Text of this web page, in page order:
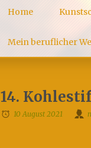
Home
Mein beruflicher
14.
10 August 2021